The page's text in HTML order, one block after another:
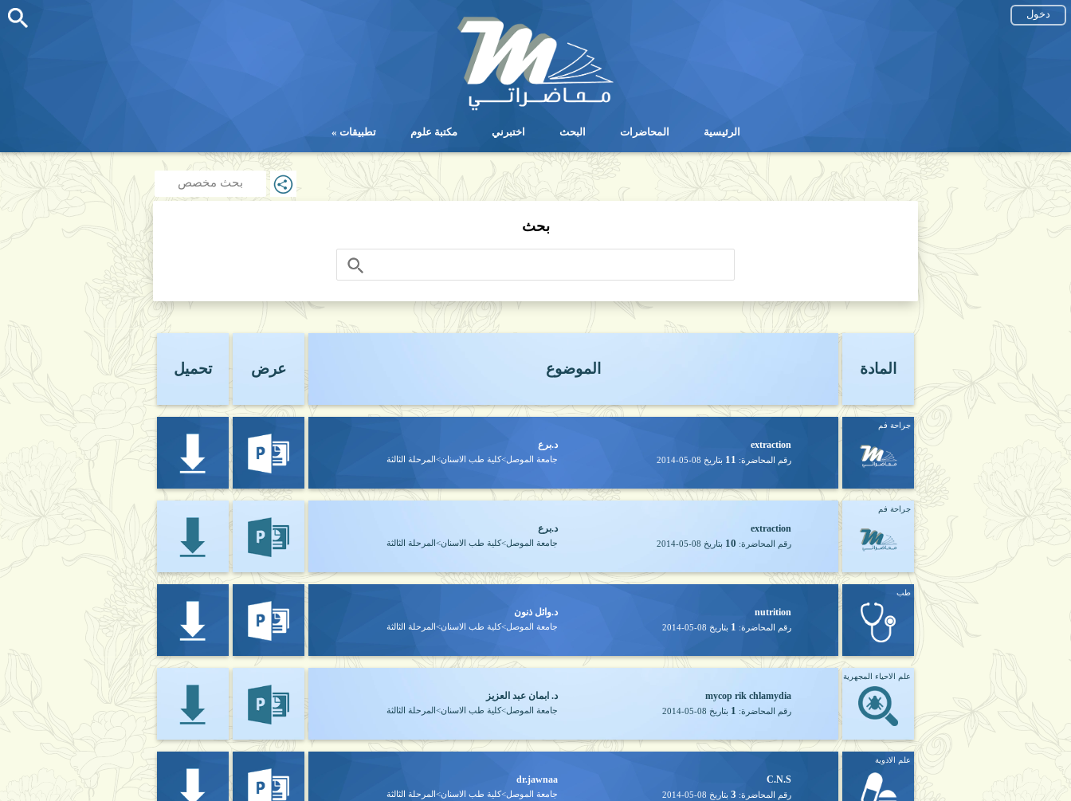
دخول اختبرني
الرئيسية المحاضرات البحث اختبرني مكتبة علوم تطبيقات
بحث مخصص
بحث
المادة الموضوع عرض تحميل
جراحة فم
extraction
رقم المحاضرة: 11 بتاريخ 2014-05-08
د.برع
جامعة الموصل>كلية طب الاسنان>المرحلة الثالثة
جراحة فم
extraction
رقم المحاضرة: 10 بتاريخ 2014-05-08
د.برع
جامعة الموصل>كلية طب الاسنان>المرحلة الثالثة
طب
nutrition
رقم المحاضرة: 1 بتاريخ 2014-05-08
د.وائل ذنون
جامعة الموصل>كلية طب الاسنان>المرحلة الثالثة
علم الاحياء المجهرية
mycop rik chlamydia
رقم المحاضرة: 1 بتاريخ 2014-05-08
د. ابمان عبد العزيز
جامعة الموصل>كلية طب الاسنان>المرحلة الثالثة
علم الادوية
C.N.S
رقم المحاضرة: 3بتاريخ 2014-05-08
dr.jawnaa
جامعة الموصل>كلية طب الاسنان>المرحلة الثالثة